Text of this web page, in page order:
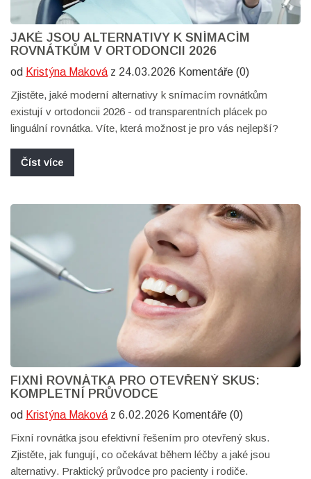
JAKÉ JSOU ALTERNATIVY K SNÍMACÍM
ROVNÁTKŮM V ORTODONCII 2026
od Kristýna Maková z 24.03.2026 Komentáře (0)
Zjistěte, jaké moderní alternativy k snímacím rovnátkům
existují v ortodoncii 2026 - od transparentních plácek po
linguální rovnátka. Víte, která možnost je pro vás nejlepší?
Číst více
FIXNÍ ROVNÁTKA PRO OTEVŘENÝ SKUS:
KOMPLETNÍ PRŮVODCE
od Kristýna Maková z 6.02.2026 Komentáře (0)
Fixní rovnátka jsou efektivní řešením pro otevřený skus.
Zjistěte, jak fungují, co očekávat během léčby a jaké jsou
alternativy. Praktický průvodce pro pacienty i rodiče.